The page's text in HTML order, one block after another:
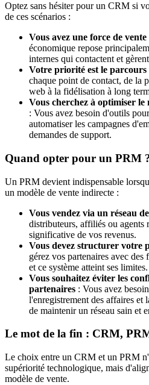
Optez sans hésiter pour un CRM si
de ces scénarios :
Vous avez une force de
économique repose
internes qui contactent et
Votre priorité est le parcours
chaque point de contact, de la
web à la fidélisation à long
Vous cherchez à optimiser
: Vous avez besoin d'outils
automatiser les campagnes
demandes de support.
Quand opter pour un PRM
Un PRM devient indispensable
un modèle de vente indirecte :
Vous vendez via un réseau
distributeurs, affiliés ou agents
significative de vos revenus.
Vous devez structurer votre
gérez vos partenaires avec
et ce système atteint ses limites.
Vous souhaitez éviter les
partenaires : Vous avez
l'enregistrement des affaires et
de maintenir un réseau sain et
Le mot de la fin : CRM,
Le choix entre un CRM et un PRM
supériorité technologique, mais
modèle de vente.